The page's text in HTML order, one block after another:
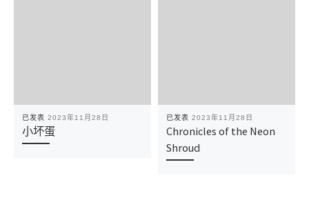
已发表 2023年11月28日
小坏蛋
已发表 2023年11月28日
Chronicles of the Neon
Shroud